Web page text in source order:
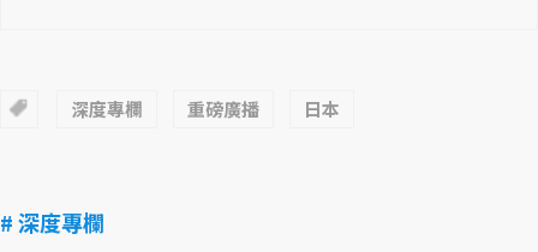
深度專欄 重磅廣播 日本
# 深度專欄